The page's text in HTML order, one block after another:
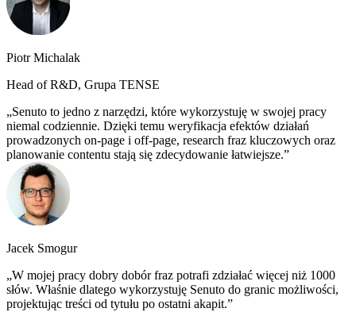
Piotr Michalak
Head of R&D, Grupa TENSE
Senuto to jedno z narzędzi, które wykorzystuję w swojej pracy
niemal codziennie. Dzięki temu weryfikacja efektów działań
prowadzonych on-page i off-page, research fraz kluczowych oraz
planowanie contentu stają się zdecydowanie łatwiejsze.
Jacek Smogur
W mojej pracy dobry dobór fraz potrafi zdziałać więcej niż 1000
słów. Właśnie dlatego wykorzystuję Senuto do granic możliwości,
projektując treści od tytułu po ostatni akapit.